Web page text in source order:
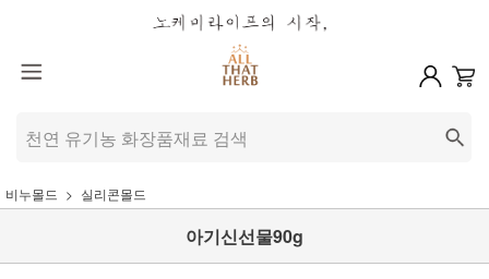
비누몰드 실리콘몰드
아기신선물90g